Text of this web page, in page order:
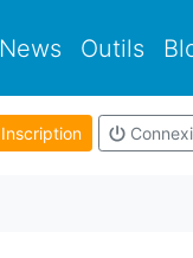
News Outils
Inscription